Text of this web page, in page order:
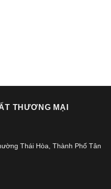
THƯƠNG MẠI
Thái Hòa, Thành Phố Tân